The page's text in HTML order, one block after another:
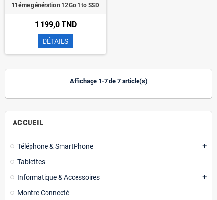
ACCUEIL
Téléphone & SmartPhone add
Tablettes
Informatique & Accessoires
add
Montre Connecté
11éme génération 12Go 1to SSD
1 199,0 TND
DÉTAILS
Affichage 1-7 de 7 article(s)